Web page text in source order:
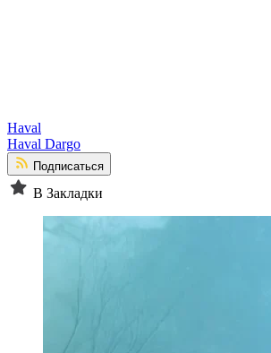
Haval
Haval Dargo
Подписаться
В Закладки